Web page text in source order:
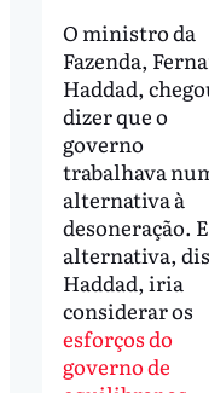
O ministro da
Fazenda,
Haddad,
dizer que o
governo
trabalhava
alternativa à
desoneração.
alternativa,
Haddad, iria
considerar os
esforços do
governo de